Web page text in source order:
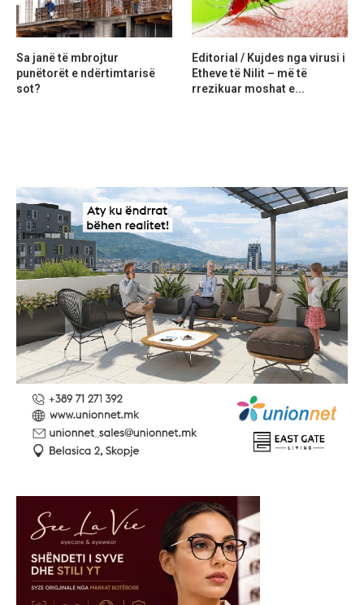
Sa janë të mbrojtur
punëtorët e ndërtimtarisë
sot?
Editorial / Kujdes nga virusi i
Etheve të Nilit – më të
rrezikuar moshat e...